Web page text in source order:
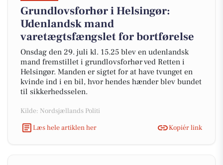
Grundlovsforhør i Helsingør:
Udenlandsk mand
varetægtsfængslet for bortførelse
Onsdag den 29. juli kl. 15.25 blev en udenlandsk
mand fremstillet i grundlovsforhør ved Retten i
Helsingør. Manden er sigtet for at have tvunget en
kvinde ind i en bil, hvor hendes hænder blev bundet
til sikkerhedsselen.
Kilde: Nordsjællands Politi
Læs hele artiklen her
Kopiér link